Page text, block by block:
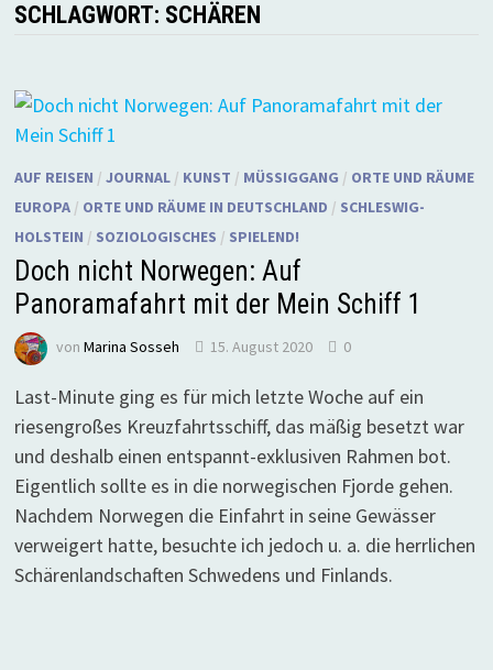
SCHLAGWORT: SCHÄREN
AUF REISEN / JOURNAL/ KUNST / MÜSSIGGANG / ORTE UND RÄUME
EUROPA/ ORTE UND RÄUME IN DEUTSCHLAND / SCHLESWIG-
HOLSTEIN / SOZIOLOGISCHES / SPIELEND!
Doch nicht Norwegen: Auf
Panoramafahrt mit der Mein Schiff 1
von Marina Sosseh 15. August 2020 0
Last-Minute ging es für mich letzte Woche auf ein
riesengroßes Kreuzfahrtsschiff, das mäßig besetzt war
und deshalb einen entspannt-exklusiven Rahmen bot.
Eigentlich sollte es in die norwegischen Fjorde gehen.
Nachdem Norwegen die Einfahrt in seine Gewässer
verweigert hatte, besuchte ich jedoch u. a. die herrlichen
Schärenlandschaften Schwedens und Finlands.